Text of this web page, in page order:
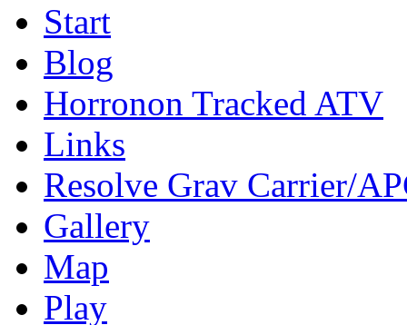
Start
Blog
Horronon Tracked ATV
Links
Resolve Grav Carrier/
Gallery
Map
Play